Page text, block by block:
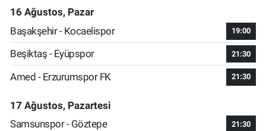
16 Ağustos, Pazar
Başakşehir - Kocaelispor
19:00
Beşiktaş - Eyüpspor 21:30
Amed - Erzurumspor FK 21:30
17 Ağustos, Pazartesi
Samsunspor - Göztepe
21:30